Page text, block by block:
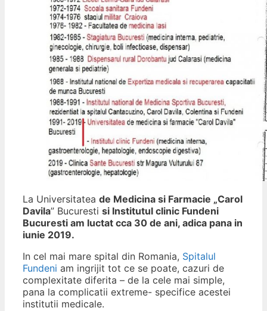
La Universitatea de Medicina si Farmacie „Carol
Davila” Bucuresti si Institutul clinic Fundeni
Bucuresti am luctat cca 30 de ani, adica pana in
iunie 2019.
In cel mai mare spital din Romania, Spitalul
Fundeni am ingrijit tot ce se poate, cazuri de
complexitate diferita – de la cele mai simple,
pana la complicatii extreme- specifice acestei
institutii medicale.